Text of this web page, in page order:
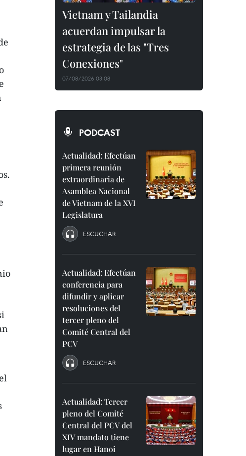
Vietnam y Tailandia
acuerdan impulsar la
estrategia de las "Tres
Conexiones"
07/08/2026 03:08
PODCAST
Actualidad: Efectúan
primera reunión
extraordinaria de
Asamblea Nacional
de Vietnam de la XVI
Legislatura
ESCUCHAR
Actualidad: Efectúan
conferencia para
difundir y aplicar
resoluciones del
tercer pleno del
Comité Central del
PCV
ESCUCHAR
Actualidad: Tercer
pleno del Comité
Central del PCV del
XIV mandato tiene
lugar en Hanoi